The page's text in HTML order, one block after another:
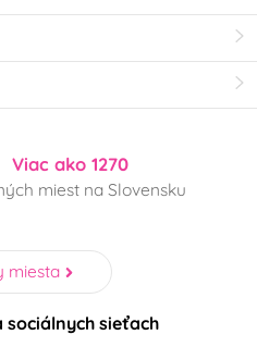
Viac ako 1270
miest na Slovensku
miesta
sociálnych sieťach